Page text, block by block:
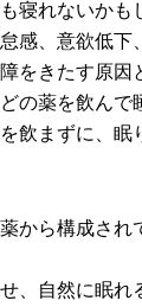
寝れないかも
感、意欲低下
をきたす原因
の薬を飲んで
飲まずに、眠
から構成され
、自然に眠れ